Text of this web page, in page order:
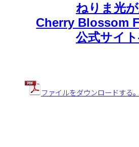
ねりま光
Cherry Blossom
公式サイ
ファイルをダウンロードする。